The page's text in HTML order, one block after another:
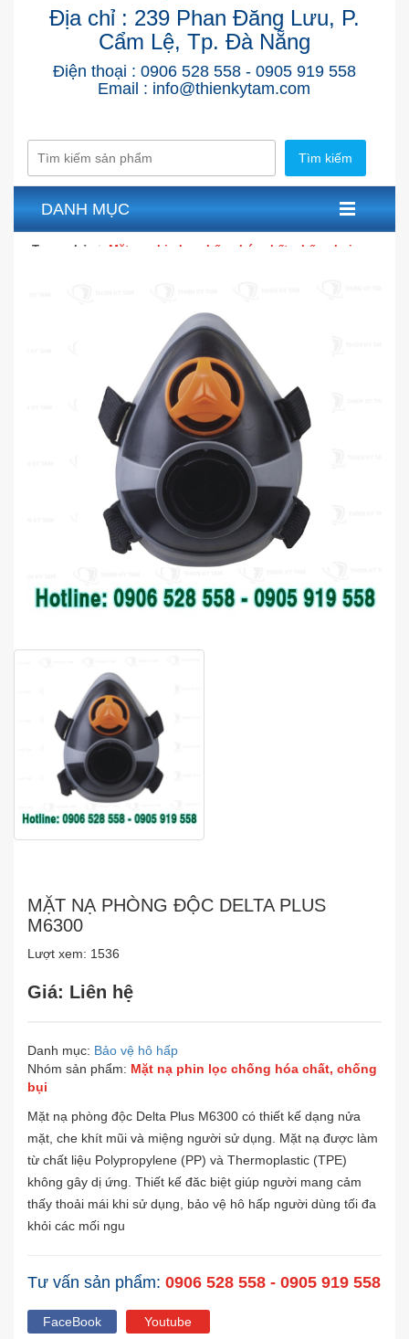
Địa chỉ : 239 Phan Đăng Lưu, P.
Cẩm Lệ, Tp. Đà Nẵng
Điện thoại : 0906 528 558 - 0905 919 558
Email : info@thienkytam.com
Tìm kiếm
DANH MỤC
Trang chủ Mặt nạ phin lọc chống hóa chất, chống bụi
MẶT NẠ PHÒNG ĐỘC DELTA PLUS
M6300
Lượt xem: 1536
Giá: Liên hệ
Danh mục: Bảo vệ hô hấp
Nhóm sản phẩm: Mặt nạ phin lọc chống hóa chất, chống
bụi
Mặt nạ phòng độc Delta Plus M6300 có thiết kế dạng nửa
mặt, che khít mũi và miệng người sử dụng. Mặt nạ được làm
từ chất liệu Polypropylene (PP) và Thermoplastic (TPE)
không gây dị ứng. Thiết kế đăc biệt giúp người mang cảm
thấy thoải mái khi sử dụng, bảo vệ hô hấp người dùng tối đa
khỏi các mối ngu
Tư vấn sản phẩm: 0906 528 558 - 0905 919 558
FaceBook Youtube